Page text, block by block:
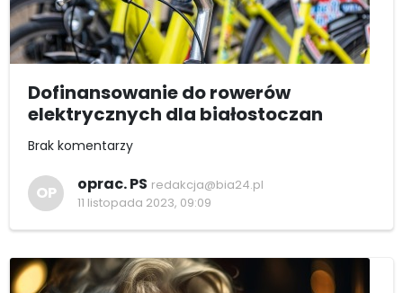
Dofinansowanie do rowerów
elektrycznych dla białostoczan
Brak komentarzy
OP oprac. PS redakcja@bia24.pl
11 listopada 2023, 09:09